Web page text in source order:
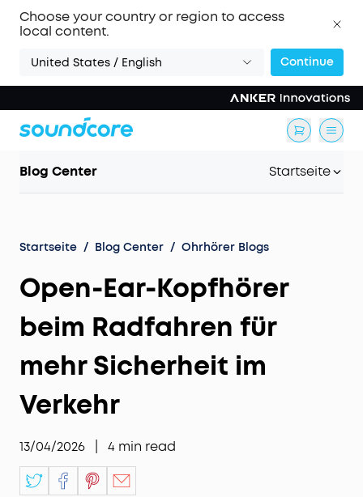
Choose your country or region to access
local content.
United States / English Continue
Blog Center Startseite
Startseite / Blog Center / Ohrhörer Blogs
Open-Ear-Kopfhörer
beim Radfahren für
mehr Sicherheit im
Verkehr
13/04/2026 4 min read